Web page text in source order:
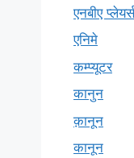
एनबीए प्लेयर्स
एनिमे
कम्प्यूटर
कानुन
क़ानून
कानून